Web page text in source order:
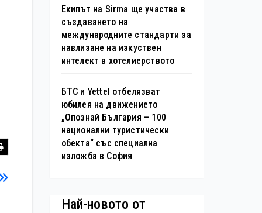
Екипът на Sirma ще участва в
създаването на
международните стандарти за
навлизане на изкуствен
интелект в хотелиерството
БТС и Yettel отбелязват
юбилея на движението
„Опознай България – 100
национални туристически
обекта“ със специална
изложба в София
Най-новото от